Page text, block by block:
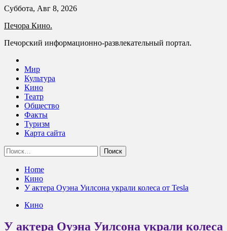
Skip
content
Суббота, Авг 8, 2026
Печора Кино.
Печорский информационно-развлекательный портал.
Мир
Культура
Кино
Театр
Общество
Факты
Туризм
Карта сайта
Найти:
Home
Кино
У актера Оуэна Уилсона украли колеса от Tesla
Кино
У актера Оуэна Уилсона украли колеса